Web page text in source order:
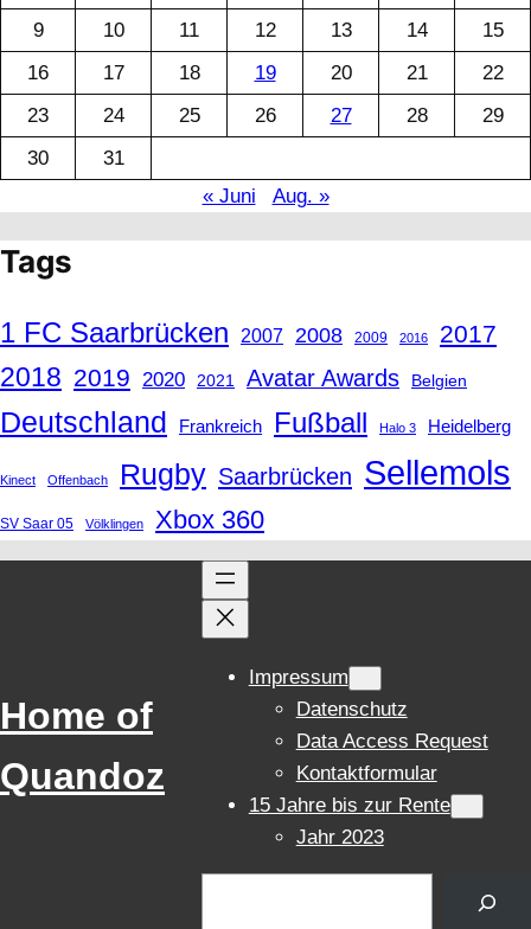
9
10 11 12 13 14
15
16
17 18 19 20 21
22
23
24 25 26 27 28
29
30
31
« Juni
Aug. »
Tags
1 FC Saarbrücken 2007 2008 2009 2016 2017
2018 2019 2020 2021 Avatar Awards Belgien
Deutschland Frankreich Fußball Halo 3 Heidelberg
Kinect Offenbach Rugby Saarbrücken Sellemols
SV Saar 05 Völklingen Xbox 360
Home of
Quandoz
Impressum
Datenschutz
Data Access Request
Kontaktformular
15 Jahre bis zur Rente
Jahr 2023